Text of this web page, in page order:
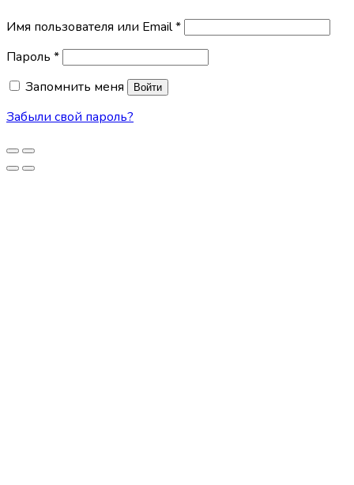
Имя пользователя или Email*
Пароль *
Запомнить меня
Войти
Забыли свой пароль?